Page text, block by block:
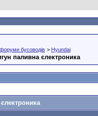
форуми бусоводів > Hyundai
паливна єлектроника